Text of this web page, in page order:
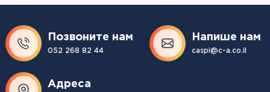
Позвоните нам
052 268 82 44
Напише нам
caspi@c-a.co.il
Адреса